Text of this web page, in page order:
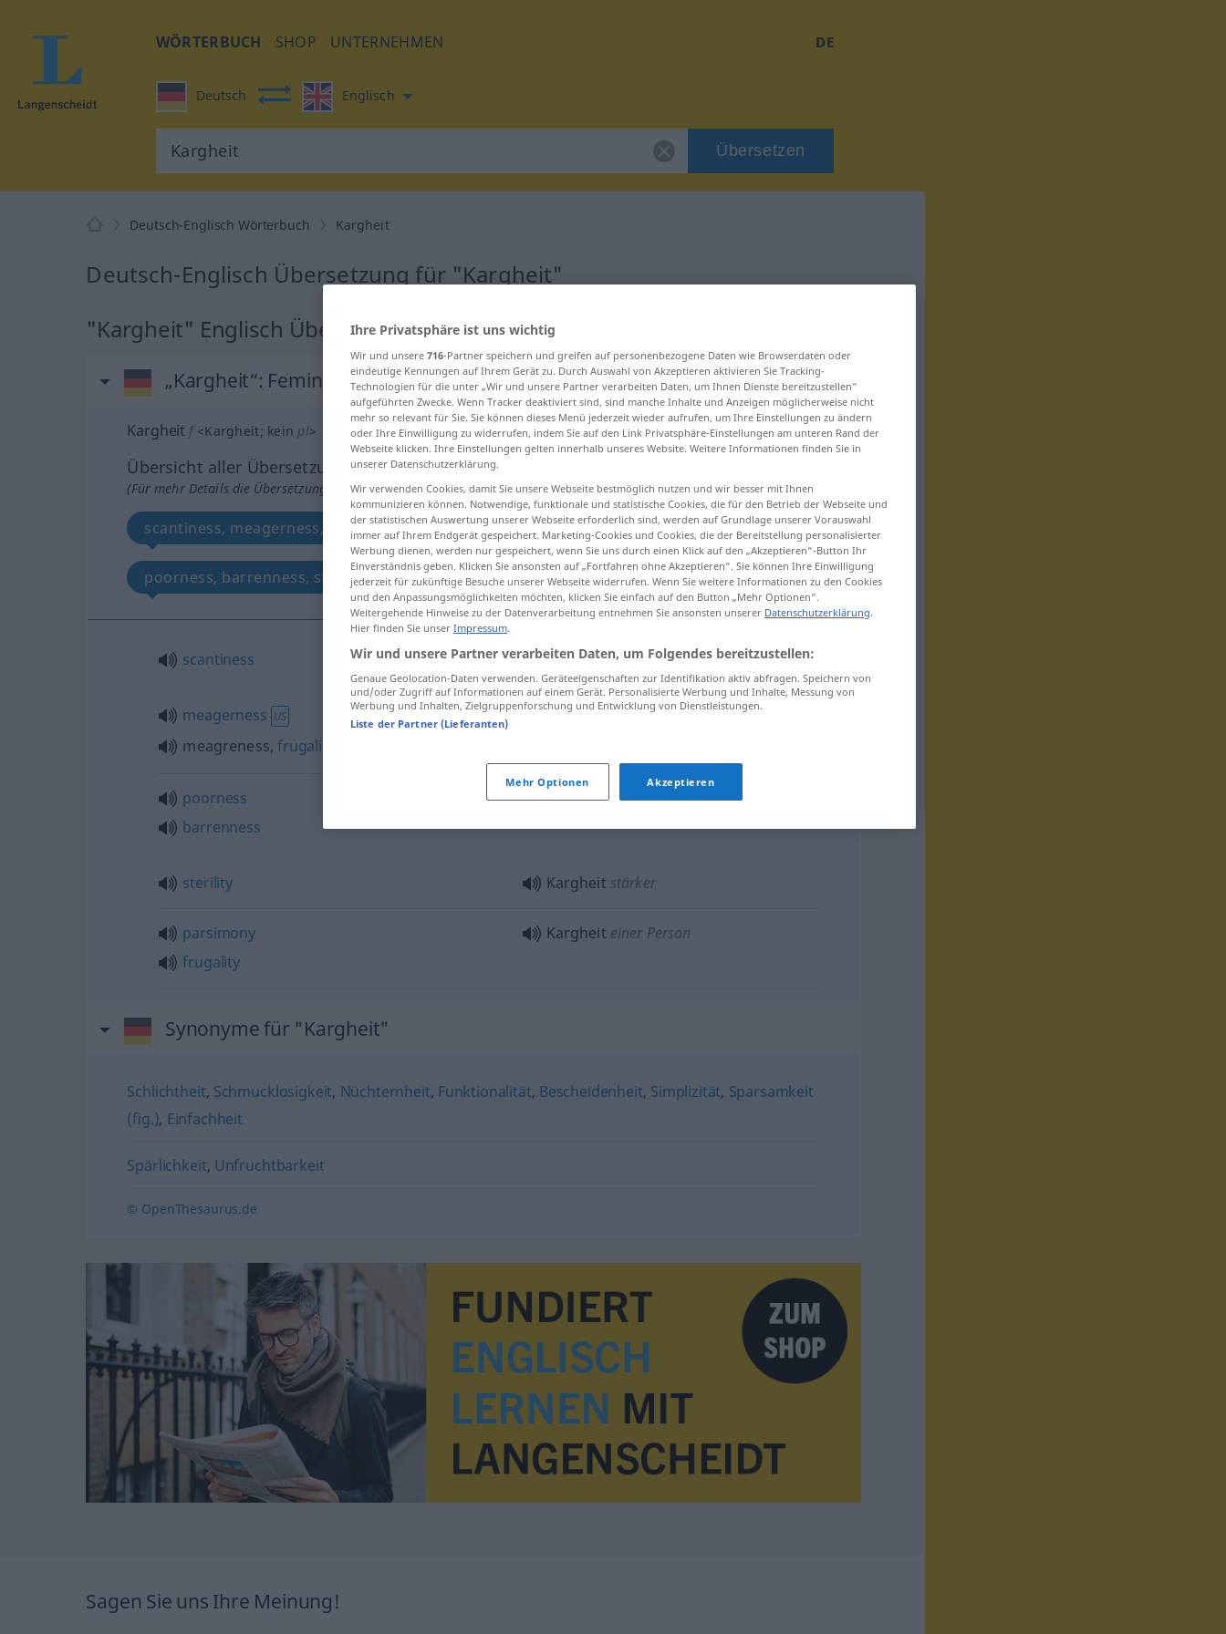
WÖRTERBUCH SHOP UNTERNEHMEN DE
Deutsch Englisch
Übersetzen
Deutsch-Englisch Wörterbuch Kargheit
Deutsch-Englisch Übersetzung für "Kargheit"
"Kargheit" Englisch Übersetzung
„Kargheit“: Femininum
Kargheit f <Kargheit; kein pl>
Übersicht aller Übersetzungen
(Für mehr Details die Übersetzung anklicken/antippen)
scantiness, meagerness, meagreness, frugality, poorness
poorness, barrenness, sterility parsimony, frugality
scantiness Kargheitdes Mahles etc
meagerness US
meagreness,frugality
Kargheit
poorness
barrenness
Kargheit des Bodens etc
sterility Kargheit stärker
parsimony
frugality
Kargheit einer Person
Synonyme für "Kargheit"
Schlichtheit, Schmucklosigkeit, Nüchternheit, Funktionalität, Bescheidenheit, Simplizität, Sparsamkeit
(fig.), Einfachheit
Spärlichkeit, Unfruchtbarkeit
© OpenThesaurus.de
Sagen Sie uns Ihre Meinung!
Ihre Privatsphäre ist uns wichtig
Wir und unsere 716-Partner speichern und greifen auf personenbezogene Daten wie Browserdaten oder
eindeutige Kennungen auf Ihrem Gerät zu. Durch Auswahl von Akzeptieren aktivieren Sie Tracking-
Technologien für die unter „Wir und unsere Partner verarbeiten Daten, um Ihnen Dienste bereitzustellen“
aufgeführten Zwecke. Wenn Tracker deaktiviert sind, sind manche Inhalte und Anzeigen möglicherweise nicht
mehr so relevant für Sie. Sie können dieses Menü jederzeit wieder aufrufen, um Ihre Einstellungen zu ändern
oder Ihre Einwilligung zu widerrufen, indem Sie auf den Link Privatsphäre-Einstellungen am unteren Rand der
Webseite klicken. Ihre Einstellungen gelten innerhalb unseres Website. Weitere Informationen finden Sie in
unserer Datenschutzerklärung.
Wir verwenden Cookies, damit Sie unsere Webseite bestmöglich nutzen und wir besser mit Ihnen
kommunizieren können. Notwendige, funktionale und statistische Cookies, die für den Betrieb der Webseite und
der statistischen Auswertung unserer Webseite erforderlich sind, werden auf Grundlage unserer Vorauswahl
immer auf Ihrem Endgerät gespeichert. Marketing-Cookies und Cookies, die der Bereitstellung personalisierter
Werbung dienen, werden nur gespeichert, wenn Sie uns durch einen Klick auf den „Akzeptieren“-Button Ihr
Einverständnis geben. Klicken Sie ansonsten auf „Fortfahren ohne Akzeptieren“. Sie können Ihre Einwilligung
jederzeit für zukünftige Besuche unserer Webseite widerrufen. Wenn Sie weitere Informationen zu den Cookies
und den Anpassungsmöglichkeiten möchten, klicken Sie einfach auf den Button „Mehr Optionen“.
Weitergehende Hinweise zu der Datenverarbeitung entnehmen Sie ansonsten unserer Datenschutzerklärung.
Hier finden Sie unser Impressum.
Wir und unsere Partner verarbeiten Daten, um Folgendes bereitzustellen:
Genaue Geolocation-Daten verwenden. Geräteeigenschaften zur Identifikation aktiv abfragen. Speichern von
und/oder Zugriff auf Informationen auf einem Gerät. Personalisierte Werbung und Inhalte, Messung von
Werbung und Inhalten, Zielgruppenforschung und Entwicklung von Dienstleistungen.
Liste der Partner (Lieferanten)
Mehr Optionen Akzeptieren